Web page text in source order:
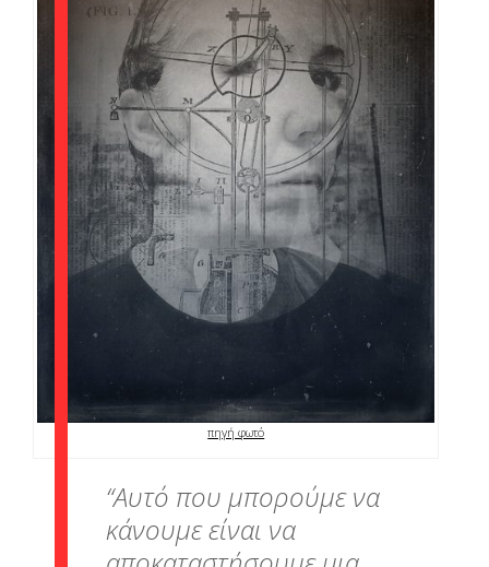
πηγή φωτό
“Αυτό που μπορούμε να
κάνουμε είναι να